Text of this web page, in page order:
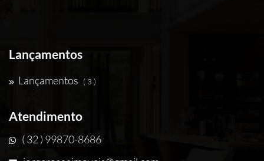
Lançamentos
Lançamentos ( 3 )
Atendimento
( 32 ) 99870-8686